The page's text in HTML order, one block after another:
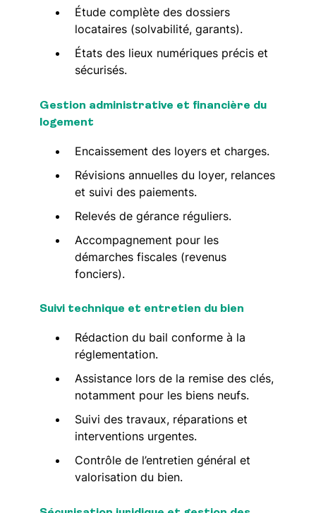
Étude complète des dossiers
locataires (solvabilité, garants).
États des lieux numériques précis et
sécurisés.
Gestion administrative et financière du
logement
Encaissement des loyers et charges.
Révisions annuelles du loyer, relances
et suivi des paiements.
Relevés de gérance réguliers.
Accompagnement pour les
démarches fiscales (revenus
fonciers).
Suivi technique et entretien du bien
Rédaction du bail conforme à la
réglementation.
Assistance lors de la remise des clés,
notamment pour les biens neufs.
Suivi des travaux, réparations et
interventions urgentes.
Contrôle de l’entretien général et
valorisation du bien.